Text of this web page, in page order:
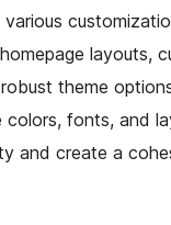
layouts,
theme
colors, fonts, and
and create a